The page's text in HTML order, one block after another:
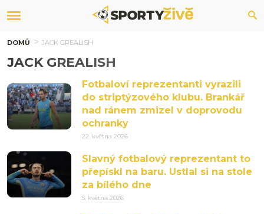
DOMŮ JACK GREALISH
JACK GREALISH
Fotbaloví reprezentanti vyrazili
do striptýzového klubu. Brankář
nad ránem zmizel v doprovodu
ochranky
22. května 2026
Slavný fotbalový reprezentant to
přepískl na baru. Ustlal si na stole
za bílého dne
5. května 2026